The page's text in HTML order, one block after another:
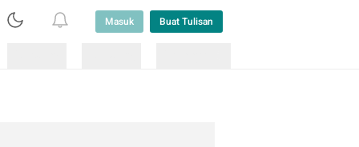
Masuk Buat Tulisan